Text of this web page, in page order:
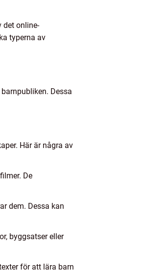
det online-
typerna av
Dessa
Här är några av
De
dem. Dessa kan
byggsatser eller
för att lära barn